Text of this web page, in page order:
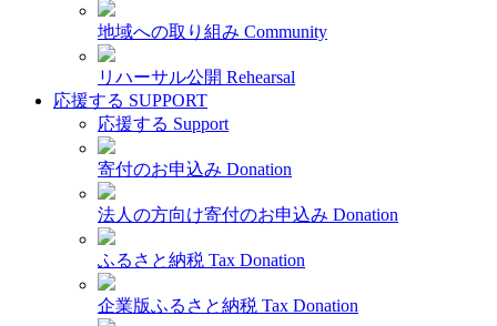
地域への取り組み Community
リハーサル公開 Rehearsal
応援する SUPPORT
応援する Support
寄付のお申込み Donation
法人の方向け寄付のお申込み Donation
ふるさと納税 Tax Donation
企業版ふるさと納税 Tax Donation